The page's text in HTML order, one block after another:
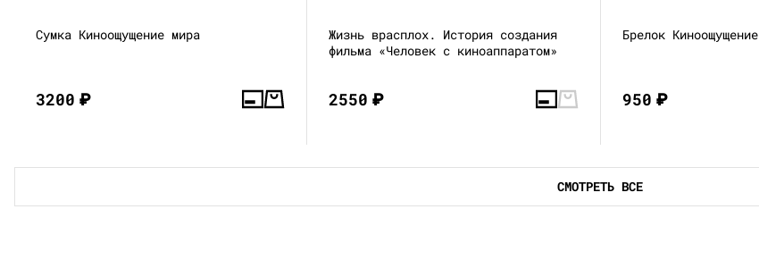
Сумка Киноощущение мира
3200₽
Жизнь врасплох. История создания
фильма «Человек с киноаппаратом»
2550₽
Брелок Киноощущение
950₽
СМОТРЕТЬ ВСЕ